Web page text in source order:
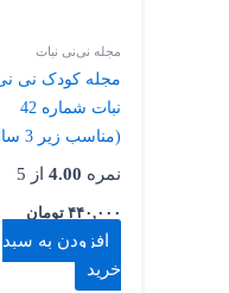
مجله نی‌نی نبات
مجله کودک نی
نبات شماره 42
(مناسب زیر 3 سال)
نمره 4.00 از 5
۴۴۰,۰۰۰ تومان
افزودن به سبد
خرید